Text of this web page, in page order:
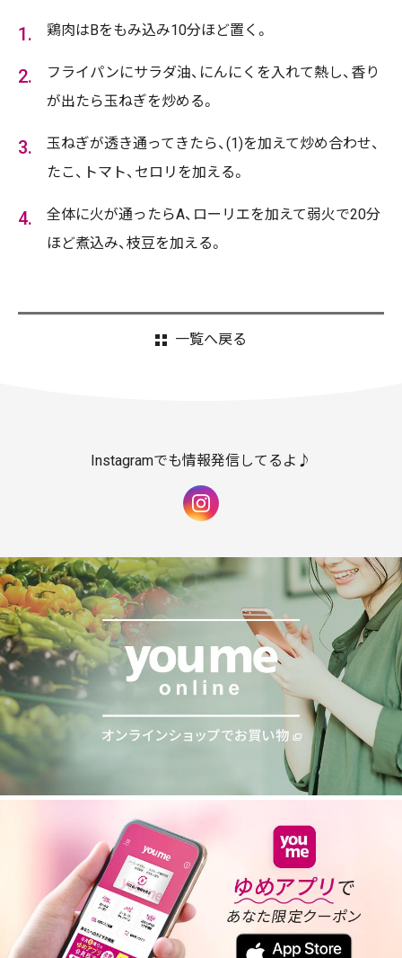
鶏肉はBをもみ込み10分ほど置く。
フライパンにサラダ油、にんにくを入れて熱し、香り
が出たら玉ねぎを炒める。
玉ねぎが透き通ってきたら、(1)を加えて炒め合わせ、
たこ、トマト、セロリを加える。
全体に火が通ったらA、ローリエを加えて弱火で20分
ほど煮込み、枝豆を加える。
一覧へ戻る
Instagramでも情報発信してるよ♪